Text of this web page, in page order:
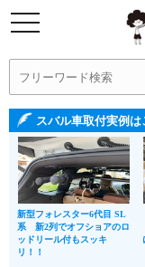
スバル車取付実例は
新型フォレスター6代目 SL
系 新2列でオフショアのロ
ッドリール付もスッキ
リ！！